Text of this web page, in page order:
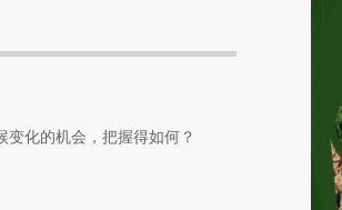
化的机会，把握得如何？